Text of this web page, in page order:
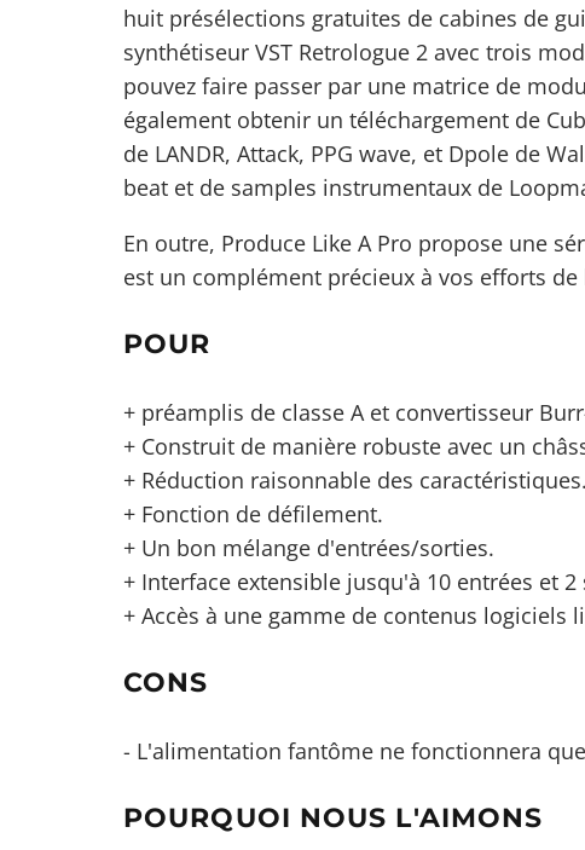
huit présélections gratuites de cabines de
synthétiseur VST Retrologue 2 avec trois
pouvez faire passer par une matrice de
également obtenir un téléchargement de
de LANDR, Attack, PPG wave, et Dpole de
beat et de samples instrumentaux de
En outre, Produce Like A Pro propose une
est un complément précieux à vos efforts de
POUR
+ préamplis de classe A et convertisseur
+ Construit de manière robuste avec un
+ Réduction raisonnable des caractéristiques.
+ Fonction de défilement.
+ Un bon mélange d'entrées/sorties.
+ Interface extensible jusqu'à 10 entrées et 2
+ Accès à une gamme de contenus logiciels
CONS
- L'alimentation fantôme ne fonctionnera
POURQUOI NOUS L'AIMONS